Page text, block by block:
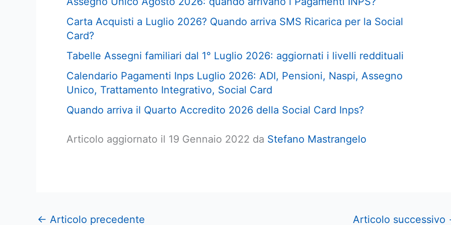
Carta Acquisti a Luglio 2026? Quando arriva SMS Ricarica per la Social
Card?
Tabelle Assegni familiari dal 1° Luglio 2026: aggiornati i livelli reddituali
Calendario Pagamenti Inps Luglio 2026: ADI, Pensioni, Naspi, Assegno
Unico, Trattamento Integrativo, Social Card
Quando arriva il Quarto Accredito 2026 della Social Card Inps?
Articolo aggiornato il 19 Gennaio 2022 da Stefano Mastrangelo
← Articolo precedente Articolo successivo